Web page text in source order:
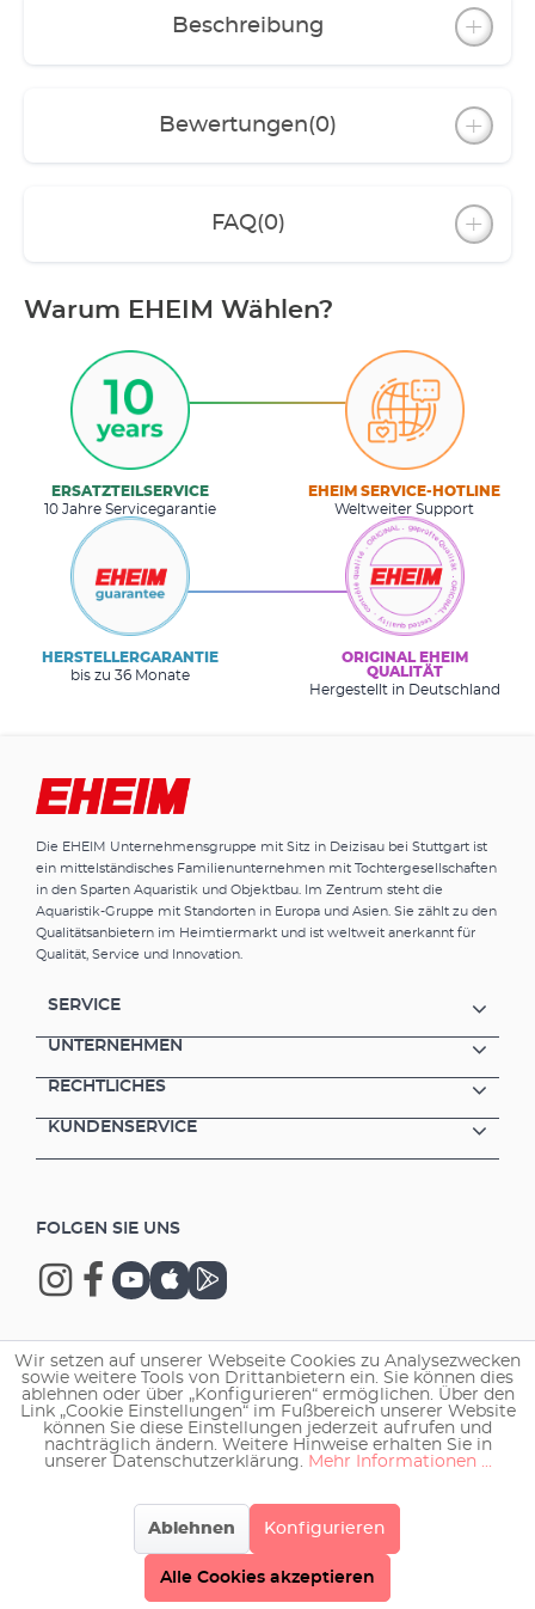
Beschreibung
Bewertungen(0)
FAQ(0)
Warum EHEIM Wählen?
ERSATZTEILSERVICE
10 Jahre Servicegarantie
EHEIM SERVICE-HOTLINE
Weltweiter Support
HERSTELLERGARANTIE
bis zu 36 Monate
ORIGINAL EHEIM
QUALITÄT
Hergestellt in Deutschland
Die EHEIM Unternehmensgruppe mit Sitz in Deizisau bei Stuttgart ist
ein mittelständisches Familienunternehmen mit Tochtergesellschaften
in den Sparten Aquaristik und Objektbau. Im Zentrum steht die
Aquaristik-Gruppe mit Standorten in Europa und Asien. Sie zählt zu den
Qualitätsanbietern im Heimtiermarkt und ist weltweit anerkannt für
Qualität, Service und Innovation.
SERVICE
UNTERNEHMEN
RECHTLICHES
KUNDENSERVICE
FOLGEN SIE UNS
Copyright © 2026 EHEIM GmbH & Co. KG.
Wir setzen auf unserer Webseite Cookies zu Analysezwecken
sowie weitere Tools von Drittanbietern ein. Sie können dies
ablehnen oder über „Konfigurieren“ ermöglichen. Über den
Link „Cookie Einstellungen“ im Fußbereich unserer Website
können Sie diese Einstellungen jederzeit aufrufen und
nachträglich ändern. Weitere Hinweise erhalten Sie in
unserer Datenschutzerklärung. Mehr Informationen ...
Ablehnen Konfigurieren
Alle Cookies akzeptieren